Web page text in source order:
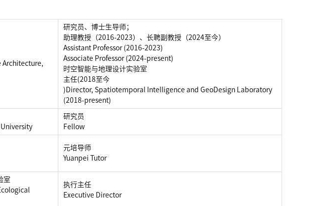
Architecture,
研究员、博士生导师；
助理教授（2016-2023）、长聘副教授（2024至今）
Assistant Professor (2016-2023)
Associate Professor (2024-present)
时空智能与地理设计实验室
主任(2018至今
)Director, Spatiotemporal Intelligence and GeoDesign Laboratory
(2018-present)
研究员
Fellow
元培导师
Yuanpei Tutor
室
执行主任
Executive Director